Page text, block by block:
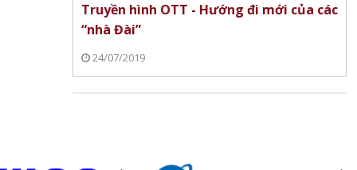
Truyền hình OTT - Hướng đi mới của các
“nhà Đài”
24/07/2019